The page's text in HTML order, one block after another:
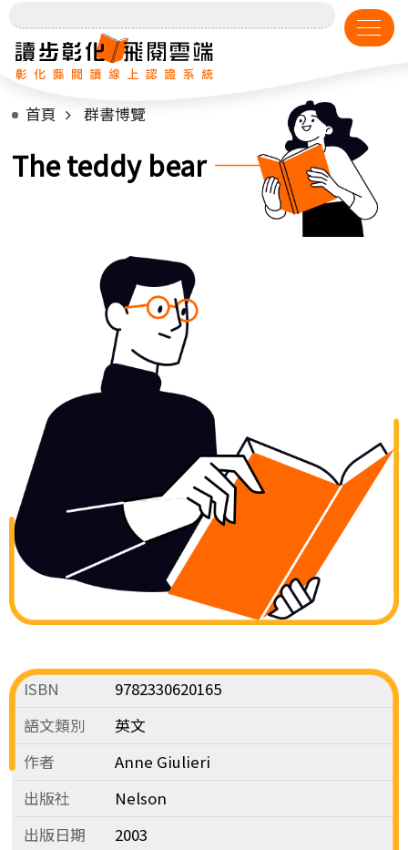
首頁 群書博覽
The teddy bear
ISBN
9782330620165
語文類別
英文
作者
Anne Giulieri
出版社
Nelson
出版日期
2003